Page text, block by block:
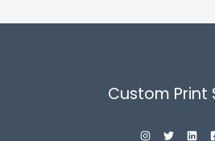
Custom Print